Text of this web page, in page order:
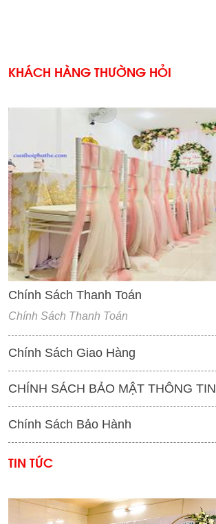
KHÁCH HÀNG THƯỜNG HỎI
'
Chính Sách Thanh Toán
Chính Sách Thanh Toán
Chính Sách Giao Hàng
CHÍNH SÁCH BẢO MẬT THÔNG TIN
Chính Sách Bảo Hành
TIN TỨC